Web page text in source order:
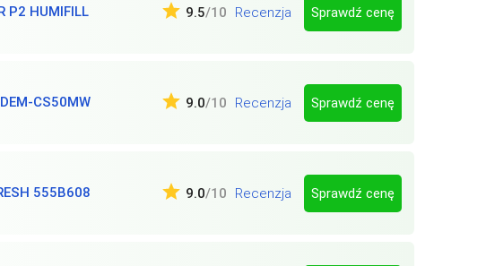
P2 HUMIFILL 9.5/10 Recenzja Sprawdź cenę
DEM-CS50MW 9.0/10 Recenzja Sprawdź cenę
555B608 9.0/10 Recenzja Sprawdź cenę